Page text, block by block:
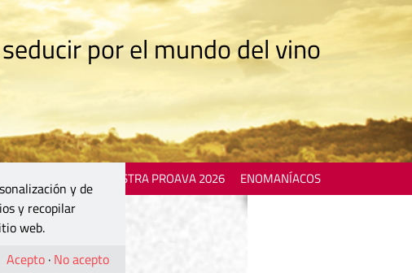
por el mundo del vino
MOSTRA PROAVA 2026 ENOMANÍACOS
y de
y recopilar
web.
Acepto · No acepto